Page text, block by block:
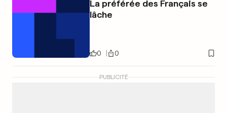
La préférée des Français se
lâche
0 0
PUBLICITÉ